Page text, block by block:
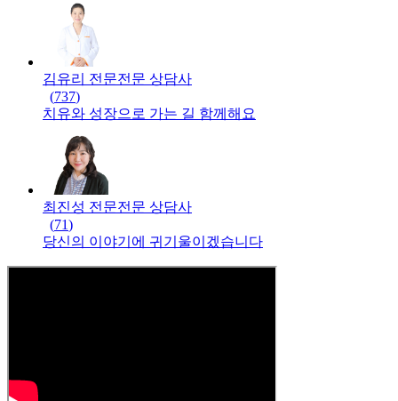
김유리 전문전문 상담사
(737)
치유와 성장으로 가는 길 함께해요
최진성 전문전문 상담사
(71)
당신의 이야기에 귀기울이겠습니다